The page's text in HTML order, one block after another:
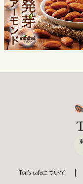
Ton's cafeについて